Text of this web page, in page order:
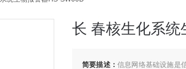
长 春核生化系
简要描述： 信息网络基础设施是